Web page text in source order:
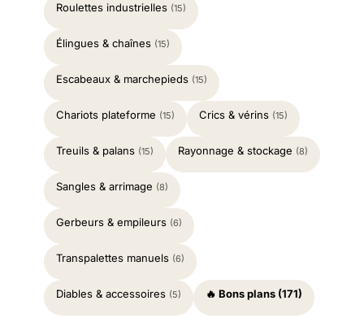
Roulettes industrielles (15)
Élingues & chaînes (15)
Escabeaux & marchepieds (15)
Chariots plateforme (15) Crics & vérins (15)
Treuils & palans (15) Rayonnage & stockage (8)
Sangles & arrimage (8)
Gerbeurs & empileurs (6)
Transpalettes manuels (6)
Diables & accessoires (5) 🔥 Bons plans (171)